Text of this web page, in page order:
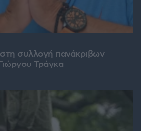
συλλογή πανάκριβων
Τράγκα